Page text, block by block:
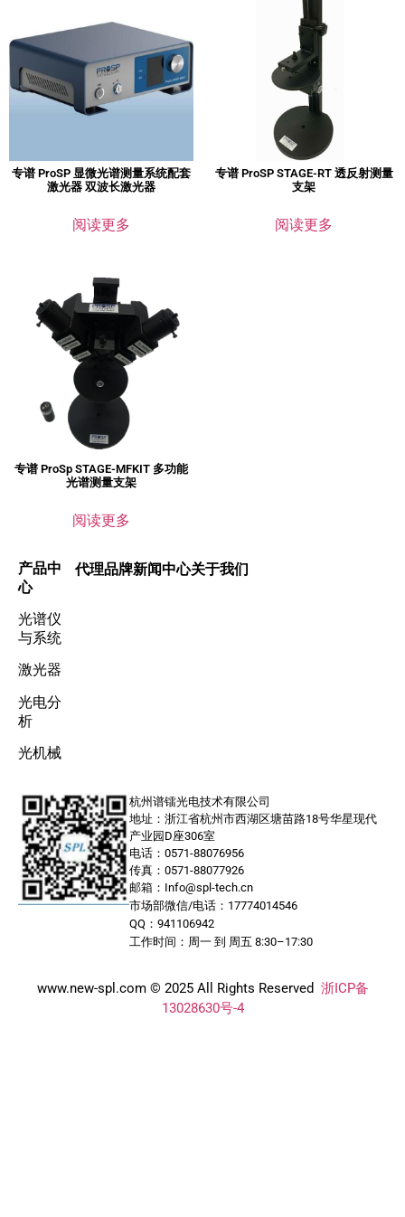
专谱 ProSP 显微光谱测量系统配套
激光器 双波长激光器
阅读更多
专谱 ProSP STAGE-RT 透反射测量
支架
阅读更多
专谱 ProSp STAGE-MFKIT 多功能
光谱测量支架
阅读更多
产品中
心
光谱仪
与系统
激光器
光电分
析
光机械
代理品牌新闻中心关于我们
杭州谱镭光电技术有限公司
地址：浙江省杭州市西湖区塘苗路18号华星现代
产业园D座306室
电话：0571-88076956
传真：0571-88077926
邮箱：Info@spl-tech.cn
市场部微信/电话：17774014546
QQ：941106942
工作时间：周一 到 周五 8:30–17:30
www.new-spl.com © 2025 All Rights Reserved 浙ICP备
13028630号-4